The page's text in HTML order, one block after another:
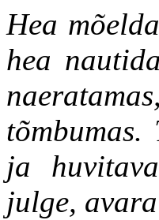
Hea
hea
ja
julge,